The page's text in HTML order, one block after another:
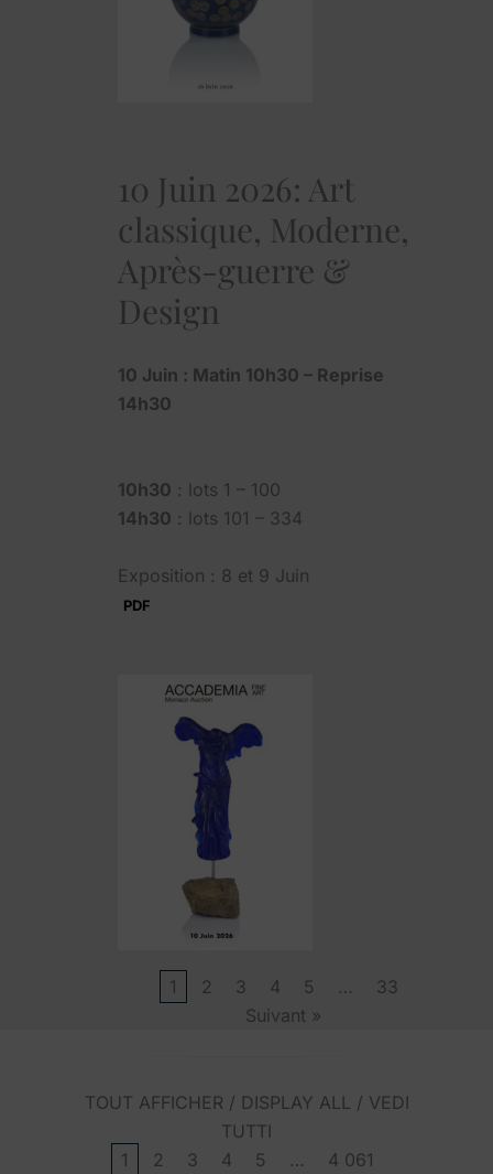
10 Juin 2026: Art
classique, Moderne,
Après-guerre &
Design
10 Juin : Matin 10h30 – Reprise
14h30
10h30 : lots 1 – 100
14h30 : lots 101 – 334
Exposition : 8 et 9 Juin
PDF
1 2 3 4 5 …
33
Suivant »
TOUT AFFICHER / DISPLAY ALL / VEDI
TUTTI
1
2 3 4 5 …
4 061